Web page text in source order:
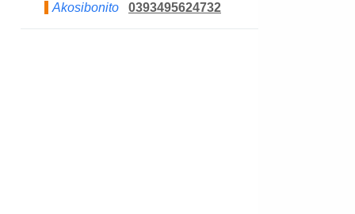
Akosibonito
0393495624732